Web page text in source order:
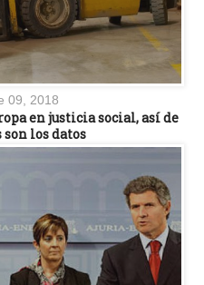
09, 2018
en justicia social, así de
los datos